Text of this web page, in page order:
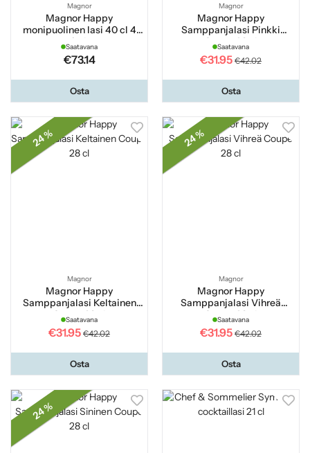
Magnor
Magnor Happy
monipuolinen lasi 40 cl 4
kpl
Saatavana
€73.14
Osta
Magnor
Magnor Happy
Samppanjalasi Pinkki
Coupe 28 cl
Saatavana
€31.95 €42.02
Osta
24 %
Magnor
Magnor Happy
Samppanjalasi Keltainen
Coupe 28 cl
Saatavana
€31.95 €42.02
Osta
24 %
Magnor
Magnor Happy
Samppanjalasi Vihreä
Coupe 28 cl
Saatavana
€31.95 €42.02
Osta
24 %